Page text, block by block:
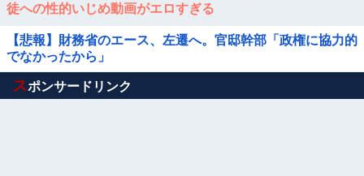
徒への性的いじめ動画がエロすぎる
【悲報】財務省のエース、左遷へ。官邸幹部「政権に協力的
でなかったから」
Powered by livedoor 相互RSS
スポンサードリンク